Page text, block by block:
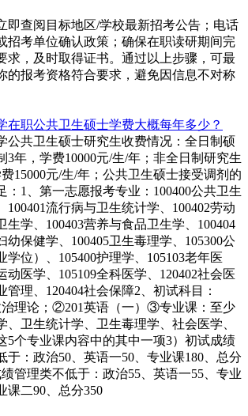
即查阅目标地区/学校最新招考公告；电话
招考单位确认政策；确保在职读研期间完
求，及时取得证书。通过以上步骤，可最
的报考资格符合要求，避免因信息不对称
在职公共卫生硕士学费大概每年多少？
公共卫生硕士研究生收费情况：全日制硕
3年，学费10000元/生/年；非全日制研究生
15000元/生/年；公共卫生硕士接受调剂的
：1、第一志愿报考专业：100400公共卫生
100401流行病与卫生统计学、100402劳动
生学、100403营养与食品卫生学、100404
幼保健学、100405卫生毒理学、105300公
学位）、105400护理学、105103老年医
动医学、105109全科医学、120402社会医
管理、120404社会保障2、初试科目：
理论；②201英语（一）③专业课：至少
、卫生统计学、卫生毒理学、社会医学、
5个专业课内容中的其中一项3）初试成绩
于：政治50、英语一50、专业课180、总分
管理类不低于：政治55、英语一55、专业
课二90、总分350